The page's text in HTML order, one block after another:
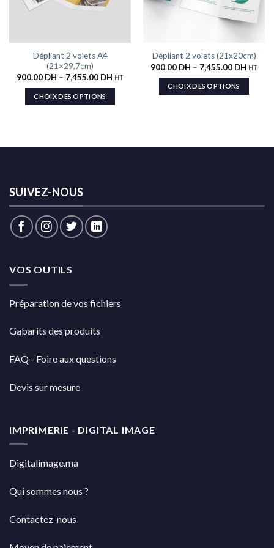
Dépliant 2 volets A4
(21×29,7cm)
900.00 DH – 7,455.00 DH HT
CHOIX DES OPTIONS
Dépliant 2 volets (21x20cm)
900.00 DH – 7,455.00 DH HT
CHOIX DES OPTIONS
SUIVEZ-NOUS
VOS OUTILS
Préparation de vos fichiers
Gabarits des produits
FAQ - Foire aux questions
Devis sur mesure
IMPRIMERIE - DIGITAL IMAGE
Digitalimage.ma
Qui sommes nous ?
Contactez-nous